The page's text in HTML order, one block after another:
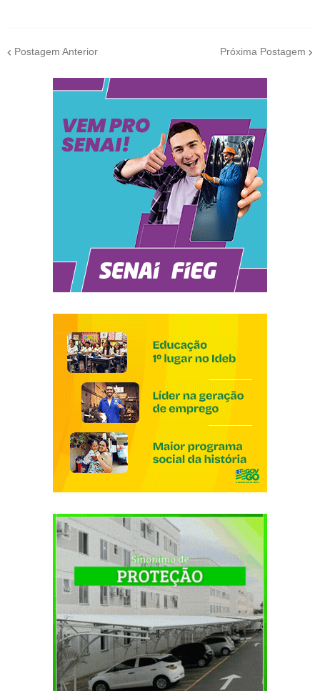
Postagem Anterior Próxima Postagem